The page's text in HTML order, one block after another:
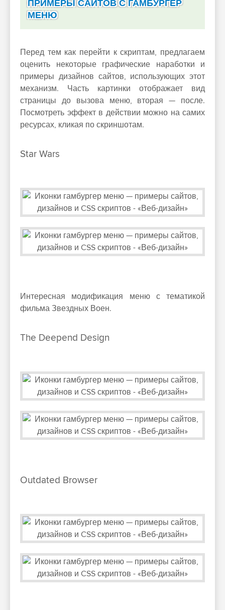
ПРИМЕРЫ САЙТОВ С ГАМБУРГЕР
МЕНЮ
Перед тем как перейти к скриптам, предлагаем
оценить некоторые графические наработки и
примеры дизайнов сайтов, использующих этот
механизм. Часть картинки отображает вид
страницы до вызова меню, вторая — после.
Посмотреть эффект в действии можно на самих
ресурсах, кликая по скриншотам.
Star Wars
Интересная модификация меню с тематикой
фильма Звездных Воен.
The Deepend Design
Outdated Browser